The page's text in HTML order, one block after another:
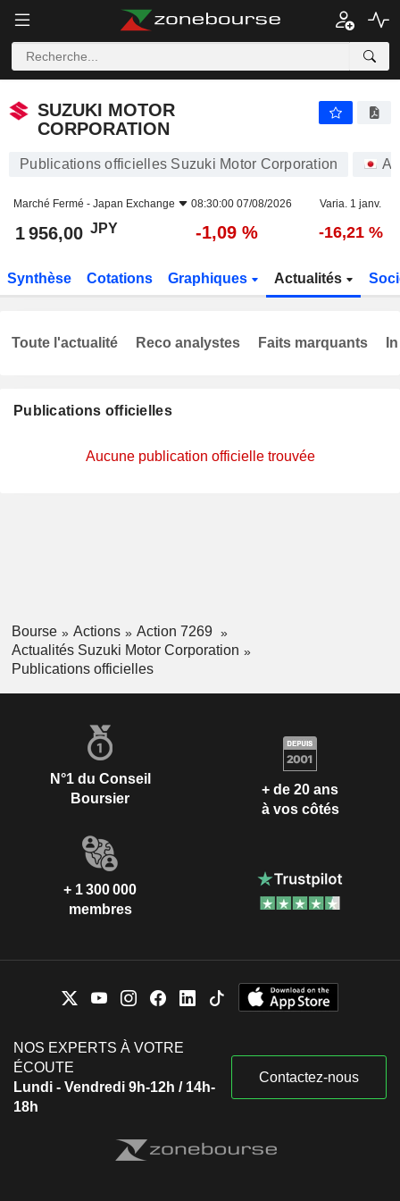
SUZUKI MOTOR
CORPORATION
Publications officielles Suzuki Motor Corporation
Marché Fermé - Japan Exchange 08:30:00 07/08/2026 Varia. 1 janv.
1 956,00 JPY -1,09 % -16,21 %
Synthèse Cotations Graphiques Actualités
Publications officielles
Aucune publication officielle trouvée
Toute l'actualité Reco analystes Faits marquants
Bourse Actions
Action 7269
Actualités Suzuki Motor Corporation
Publications officielles
N°1 du Conseil
Boursier
+ de 20 ans
à vos côtés
+ 1 300 000
membres
NOS EXPERTS À VOTRE
ÉCOUTE
Lundi - Vendredi 9h-12h / 14h-
18h
Contactez-nous